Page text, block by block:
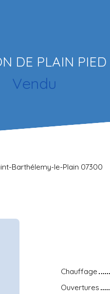
DE PLAIN PIED
Vendu
Barthélemy-le-Plain 07300
Chauffage
Ouvertures